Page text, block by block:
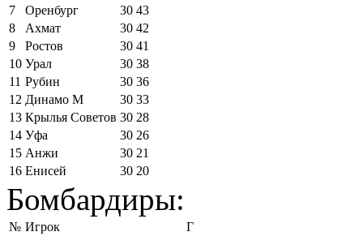
7
Оренбург 30 43
8
Ахмат 30 42
9
Ростов 30 41
10 Урал 30 38
11 Рубин 30 36
12 Динамо М 30 33
13 Крылья Советов 30 28
14 Уфа 30 26
15 Анжи 30 21
16 Енисей 30 20
Бомбардиры:
№ Игрок
Г